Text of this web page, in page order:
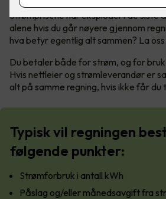
Strømprisene har eksplodert de siste
alene hvis du går nøyere gjennom
hva betyr egentlig alt sammen? La
Du betaler både for strøm, og for
Hvis nettleier og strømleverandør er
alt på samme regning, hvis ikke får
Typisk vil regningen
følgende punkter:
Strømforbruk i antall kWh
Påslag og/eller månedsavgift fra